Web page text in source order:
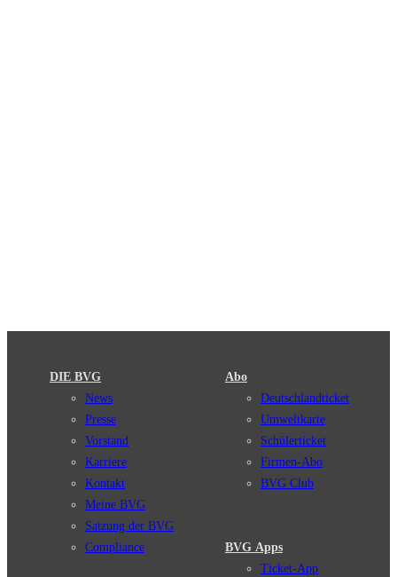
DIE BVG
News
Presse
Vorstand
Karriere
Kontakt
Meine BVG
Satzung der BVG
Compliance
Abo
Deutschlandticket
Umweltkarte
Schülerticket
Firmen-Abo
BVG Club
BVG Apps
Ticket-App